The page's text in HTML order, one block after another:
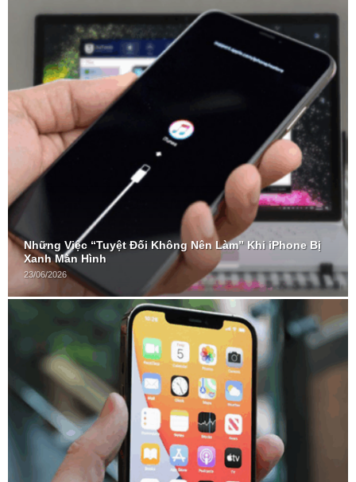
Những Việc “Tuyệt Đối Không Nên Làm” Khi iPhone Bị
Xanh Màn Hình
23/06/2026